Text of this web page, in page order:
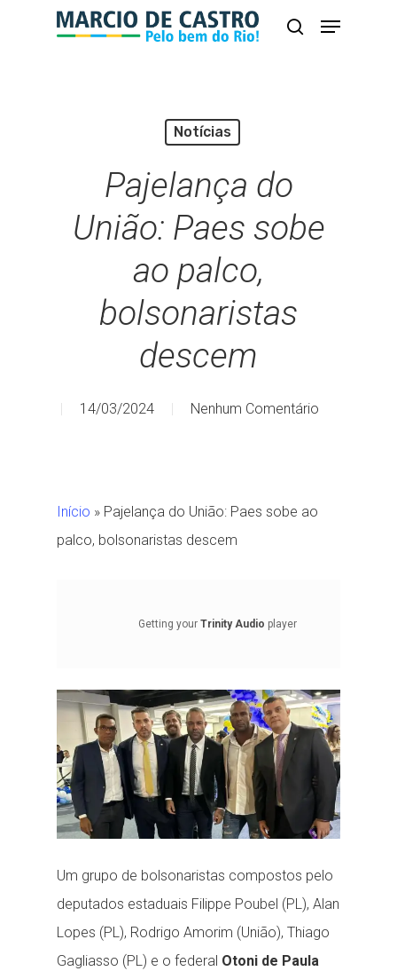
busca
Menu
Notícias
Pajelança do
União: Paes sobe
ao palco,
bolsonaristas
descem
14/03/2024 Nenhum Comentário
Início » Pajelança do União: Paes sobe ao
palco, bolsonaristas descem
Getting your Trinity Audio player
ready...
Um grupo de bolsonaristas compostos pelo
deputados estaduais Filippe Poubel (PL), Alan
Lopes (PL), Rodrigo Amorim (União), Thiago
Gagliasso (PL) e o federal Otoni de Paula